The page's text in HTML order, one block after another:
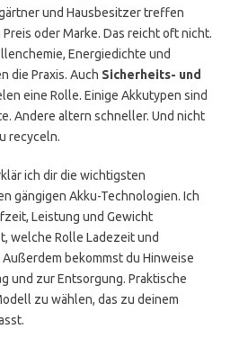
und Hausbesitzer treffen
oder Marke. Das reicht oft nicht.
Energiedichte und
die Praxis. Auch Sicherheits- und
eine Rolle. Einige Akkutypen sind
Andere altern schneller. Und nicht
recyceln.
ich dir die wichtigsten
gängigen Akku-Technologien. Ich
Leistung und Gewicht
welche Rolle Ladezeit und
bekommst du Hinweise
und zur Entsorgung. Praktische
zu wählen, das zu deinem